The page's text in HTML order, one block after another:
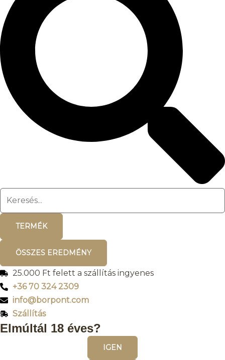
TERMÉK
ÖSSZES EREDMÉNY
25.000 Ft felett a szállítás ingyenes
+36 70 324 2309
info@borpont.com
Szállítás
Elmúltál 18 éves?
IGEN